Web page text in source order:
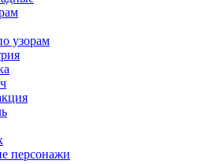
узорам
персонажи